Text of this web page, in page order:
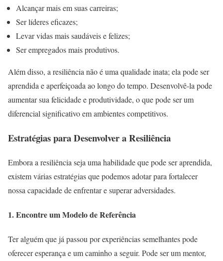
Alcançar mais em suas carreiras;
Ser líderes eficazes;
Levar vidas mais saudáveis e felizes;
Ser empregados mais produtivos.
Além disso, a resiliência não é uma qualidade inata; ela pode ser
aprendida e aperfeiçoada ao longo do tempo. Desenvolvê-la pode
aumentar sua felicidade e produtividade, o que pode ser um
diferencial significativo em ambientes competitivos.
Estratégias para Desenvolver a Resiliência
Embora a resiliência seja uma habilidade que pode ser aprendida,
existem várias estratégias que podemos adotar para fortalecer
nossa capacidade de enfrentar e superar adversidades.
1. Encontre um Modelo de Referência
Ter alguém que já passou por experiências semelhantes pode
oferecer esperança e um caminho a seguir. Pode ser um mentor,